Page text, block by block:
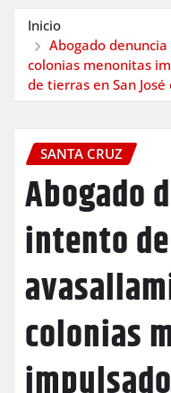
Inicio
Abogado
colonias menonitas
de tierras en San
SANTA CRUZ
Abogado
intento de
colonias